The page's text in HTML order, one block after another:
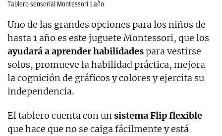
Tablero sensorial Montessori 1 año
Uno de las grandes opciones para los niños de
hasta 1 año es este juguete Montessori, que los
ayudará a aprender habilidadespara vestirse
solos, promueve la habilidad práctica, mejora
la cognición de gráficos y colores y ejercita su
independencia.
El tablero cuenta con unsistema Flip flexible
que hace que no se caiga fácilmente y está